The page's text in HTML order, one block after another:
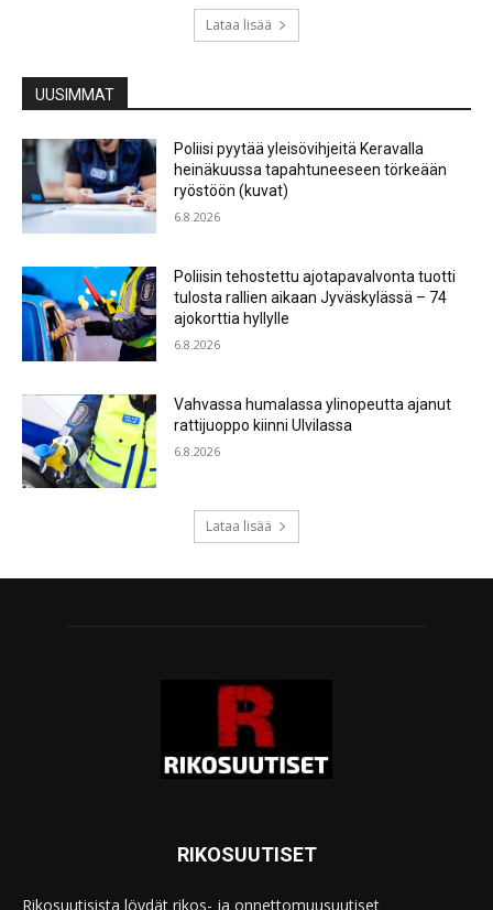
Lataa lisää
UUSIMMAT
Poliisi pyytää yleisövihjeitä Keravalla
heinäkuussa tapahtuneeseen törkeään
ryöstöön (kuvat)
6.8.2026
Poliisin tehostettu ajotapavalvonta tuotti
tulosta rallien aikaan Jyväskylässä – 74
ajokorttia hyllylle
6.8.2026
Vahvassa humalassa ylinopeutta ajanut
rattijuoppo kiinni Ulvilassa
6.8.2026
Lataa lisää
RIKOSUUTISET
Rikosuutisista löydät rikos- ja onnettomuusuutiset